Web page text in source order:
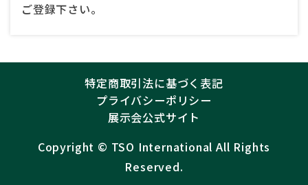
ご登録下さい。
特定商取引法に基づく表記
プライバシーポリシー
展示会公式サイト
Copyright ©︎ TSO International All Rights
Reserved.